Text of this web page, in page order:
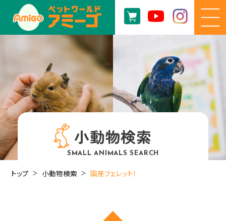
小動物検索
SMALL ANIMALS SEARCH
トップ 小動物検索 国産フェレット！